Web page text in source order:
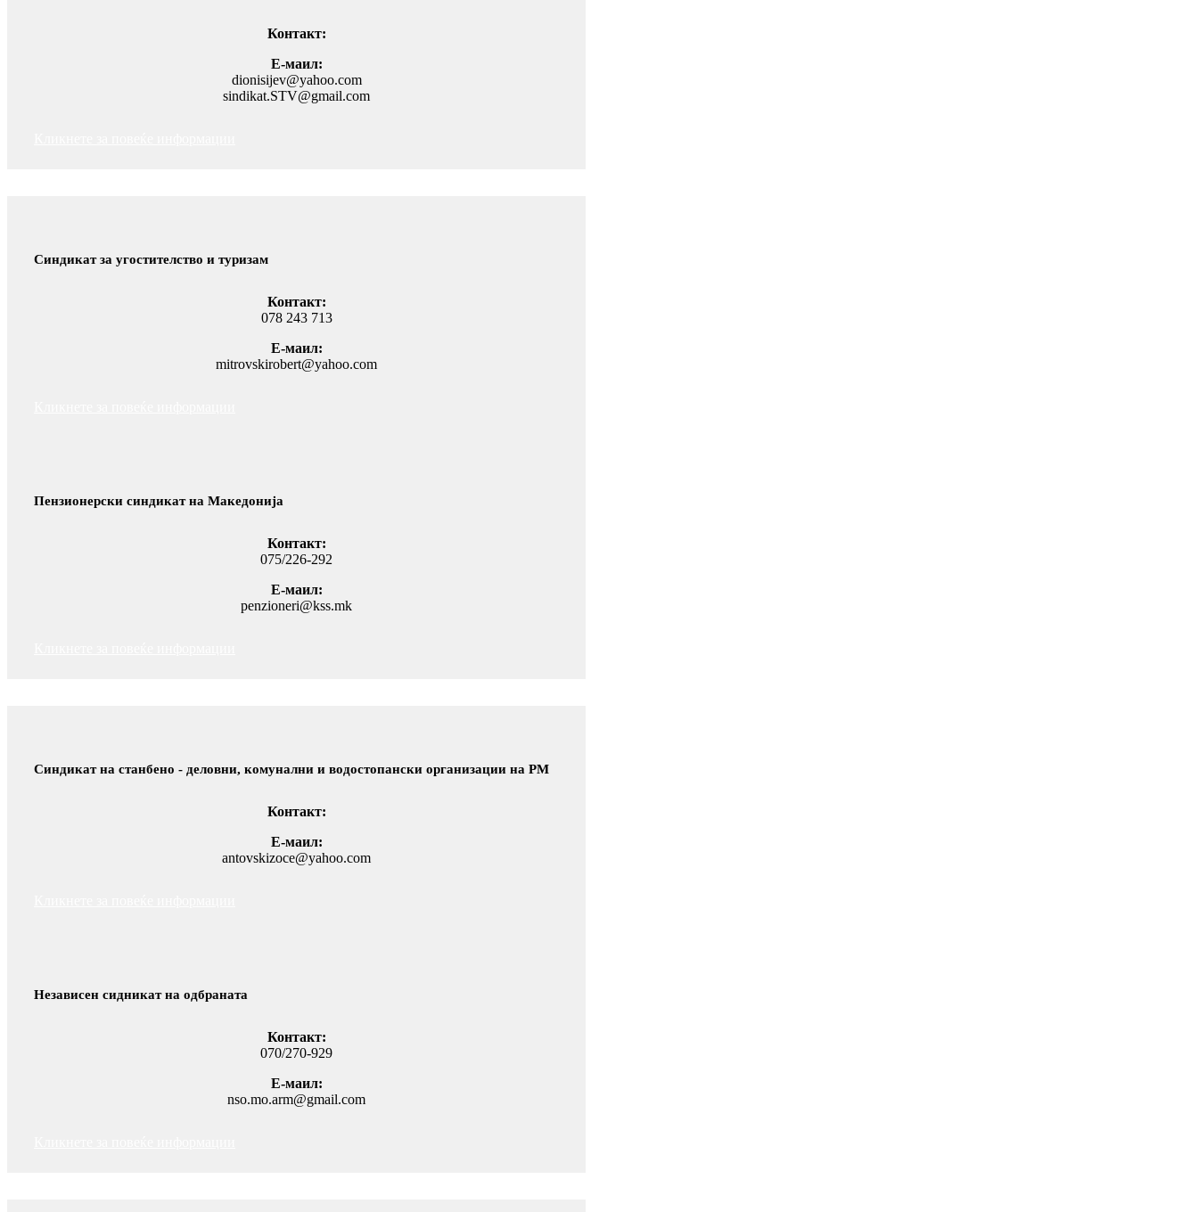
Контакт:
Е-маил:
dionisijev@yahoo.com
sindikat.STV@gmail.com
Синдикат за угостителство и туризам
Контакт:
078 243 713
Е-маил:
mitrovskirobert@yahoo.com
Пензионерски синдикат на Македонија
Контакт:
075/226-292
Е-маил:
penzioneri@kss.mk
Синдикат на станбено - деловни, комунални и водостопански организации на РМ
Контакт:
Е-маил:
antovskizoce@yahoo.com
Независен сидникат на одбраната
Контакт:
070/270-929
Е-маил:
nso.mo.arm@gmail.com